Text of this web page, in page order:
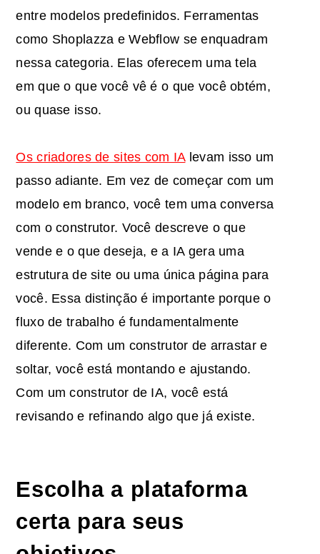
entre modelos predefinidos. Ferramentas
como Shoplazza e Webflow se enquadram
nessa categoria. Elas oferecem uma tela
em que o que você vê é o que você obtém,
ou quase isso.
Os criadores de sites com IAlevam isso um
passo adiante. Em vez de começar com um
modelo em branco, você tem uma conversa
com o construtor. Você descreve o que
vende e o que deseja, e a IA gera uma
estrutura de site ou uma única página para
você. Essa distinção é importante porque o
fluxo de trabalho é fundamentalmente
diferente. Com um construtor de arrastar e
soltar, você está montando e ajustando.
Com um construtor de IA, você está
revisando e refinando algo que já existe.
Escolha a plataforma
certa para seus